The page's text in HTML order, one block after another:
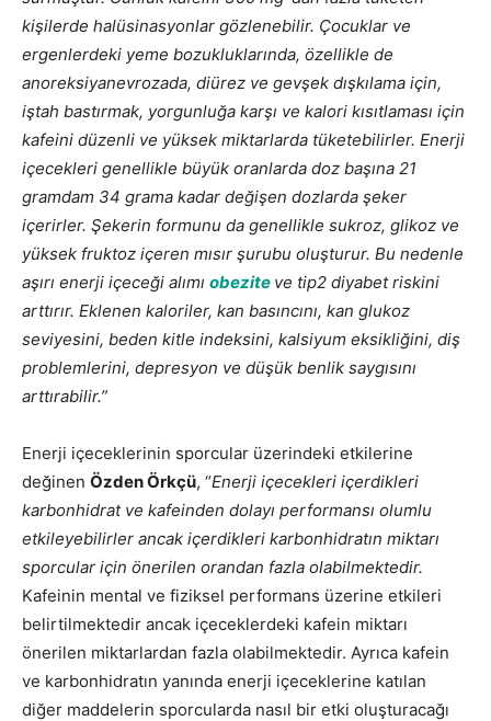
kişilerde halüsinasyonlar gözlenebilir. Çocuklar ve
ergenlerdeki yeme bozukluklarında, özellikle de
anoreksiyanevrozada, diürez ve gevşek dışkılama için,
iştah bastırmak, yorgunluğa karşı ve kalori kısıtlaması için
kafeini düzenli ve yüksek miktarlarda tüketebilirler. Enerji
içecekleri genellikle büyük oranlarda doz başına 21
gramdam 34 grama kadar değişen dozlarda şeker
içerirler. Şekerin formunu da genellikle sukroz, glikoz ve
yüksek fruktoz içeren mısır şurubu oluşturur. Bu nedenle
aşırı enerji içeceği alımı obezite ve tip2 diyabet riskini
arttırır. Eklenen kaloriler, kan basıncını, kan glukoz
seviyesini, beden kitle indeksini, kalsiyum eksikliğini, diş
problemlerini, depresyon ve düşük benlik saygısını
arttırabilir.”
Enerji içeceklerinin sporcular üzerindeki etkilerine
değinen Özden Örkçü, “Enerji içecekleri içerdikleri
karbonhidrat ve kafeinden dolayı performansı olumlu
etkileyebilirler ancak içerdikleri karbonhidratın miktarı
sporcular için önerilen orandan fazla olabilmektedir.
Kafeinin mental ve fiziksel performans üzerine etkileri
belirtilmektedir ancak içeceklerdeki kafein miktarı
önerilen miktarlardan fazla olabilmektedir. Ayrıca kafein
ve karbonhidratın yanında enerji içeceklerine katılan
diğer maddelerin sporcularda nasıl bir etki oluşturacağı